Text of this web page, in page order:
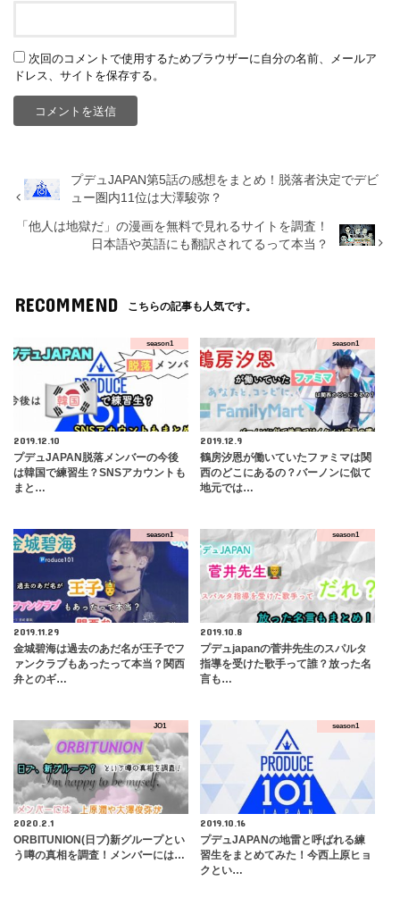
次回のコメントで使用するためブラウザーに自分の名前、メールア
ドレス、サイトを保存する。
プデュJAPAN第5話の感想をまとめ！脱落者決定でデビ
ュー圏内11位は大澤駿弥？
「他人は地獄だ」の漫画を無料で見れるサイトを調査！
日本語や英語にも翻訳されてるって本当？
RECOMMEND こちらの記事も人気です。
season1
2019.12.10
プデュJAPAN脱落メンバーの今後
は韓国で練習生？SNSアカウントも
まと…
season1
2019.12.9
鶴房汐恩が働いていたファミマは関
西のどこにあるの？バーノンに似て
地元では…
season1
2019.11.29
金城碧海は過去のあだ名が王子でフ
ァンクラブもあったって本当？関西
弁とのギ…
season1
2019.10.8
プデュjapanの菅井先生のスパルタ
指導を受けた歌手って誰？放った名
言も…
JO1
2020.2.1
ORBITUNION(日プ)新グループとい
う噂の真相を調査！メンバーには…
season1
2019.10.16
プデュJAPANの地雷と呼ばれる練
習生をまとめてみた！今西上原ヒョ
クとい…